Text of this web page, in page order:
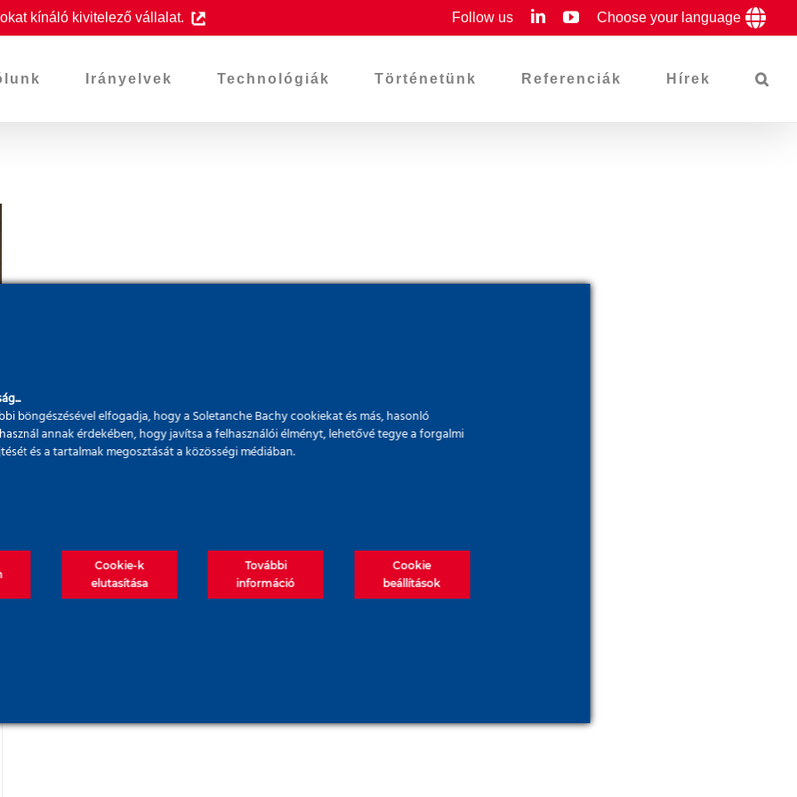
kínáló kivitelező vállalat. Follow us LinkedInYouTube
Choose your language
Irányelvek Technológiák Történetünk Referenciák Hírek
böngészésével elfogadja, hogy a Soletanche Bachy cookiekat és más, hasonló
annak érdekében, hogy javítsa a felhasználói élményt, lehetővé tegye a forgalmi
és a tartalmak megosztását a közösségi médiában.
Cookie-k
elutasítása
További
információ
Cookie
beállítások